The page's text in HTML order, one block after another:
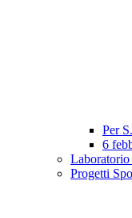
Per
6
Laboratorio
Progetti